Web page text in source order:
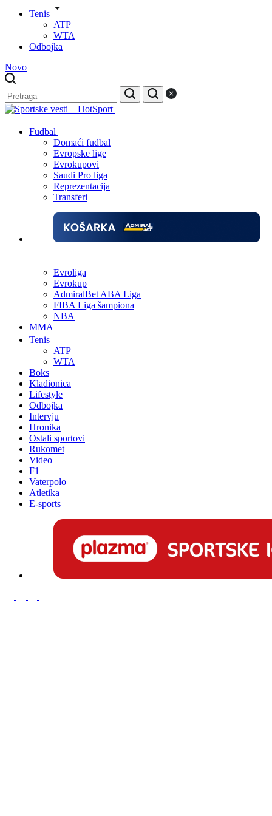
Tenis
ATP
WTA
Odbojka
Novo
Fudbal
Domaći fudbal
Evropske lige
Evrokupovi
Saudi Pro liga
Reprezentacija
Transferi
Evroliga
Evrokup
AdmiralBet ABA Liga
FIBA Liga šampiona
NBA
MMA
Tenis
ATP
WTA
Boks
Kladionica
Lifestyle
Odbojka
Intervju
Hronika
Ostali sportovi
Rukomet
Video
F1
Vaterpolo
Atletika
E-sports